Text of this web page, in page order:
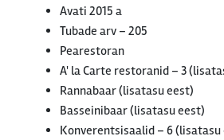
Avati 2015 a
Tubade arv – 205
Pearestoran
A' la Carte restoranid – 3
Rannabaar (lisatasu eest)
Basseinibaar (lisatasu eest)
Konverentsisaalid – 6 (lisatasu